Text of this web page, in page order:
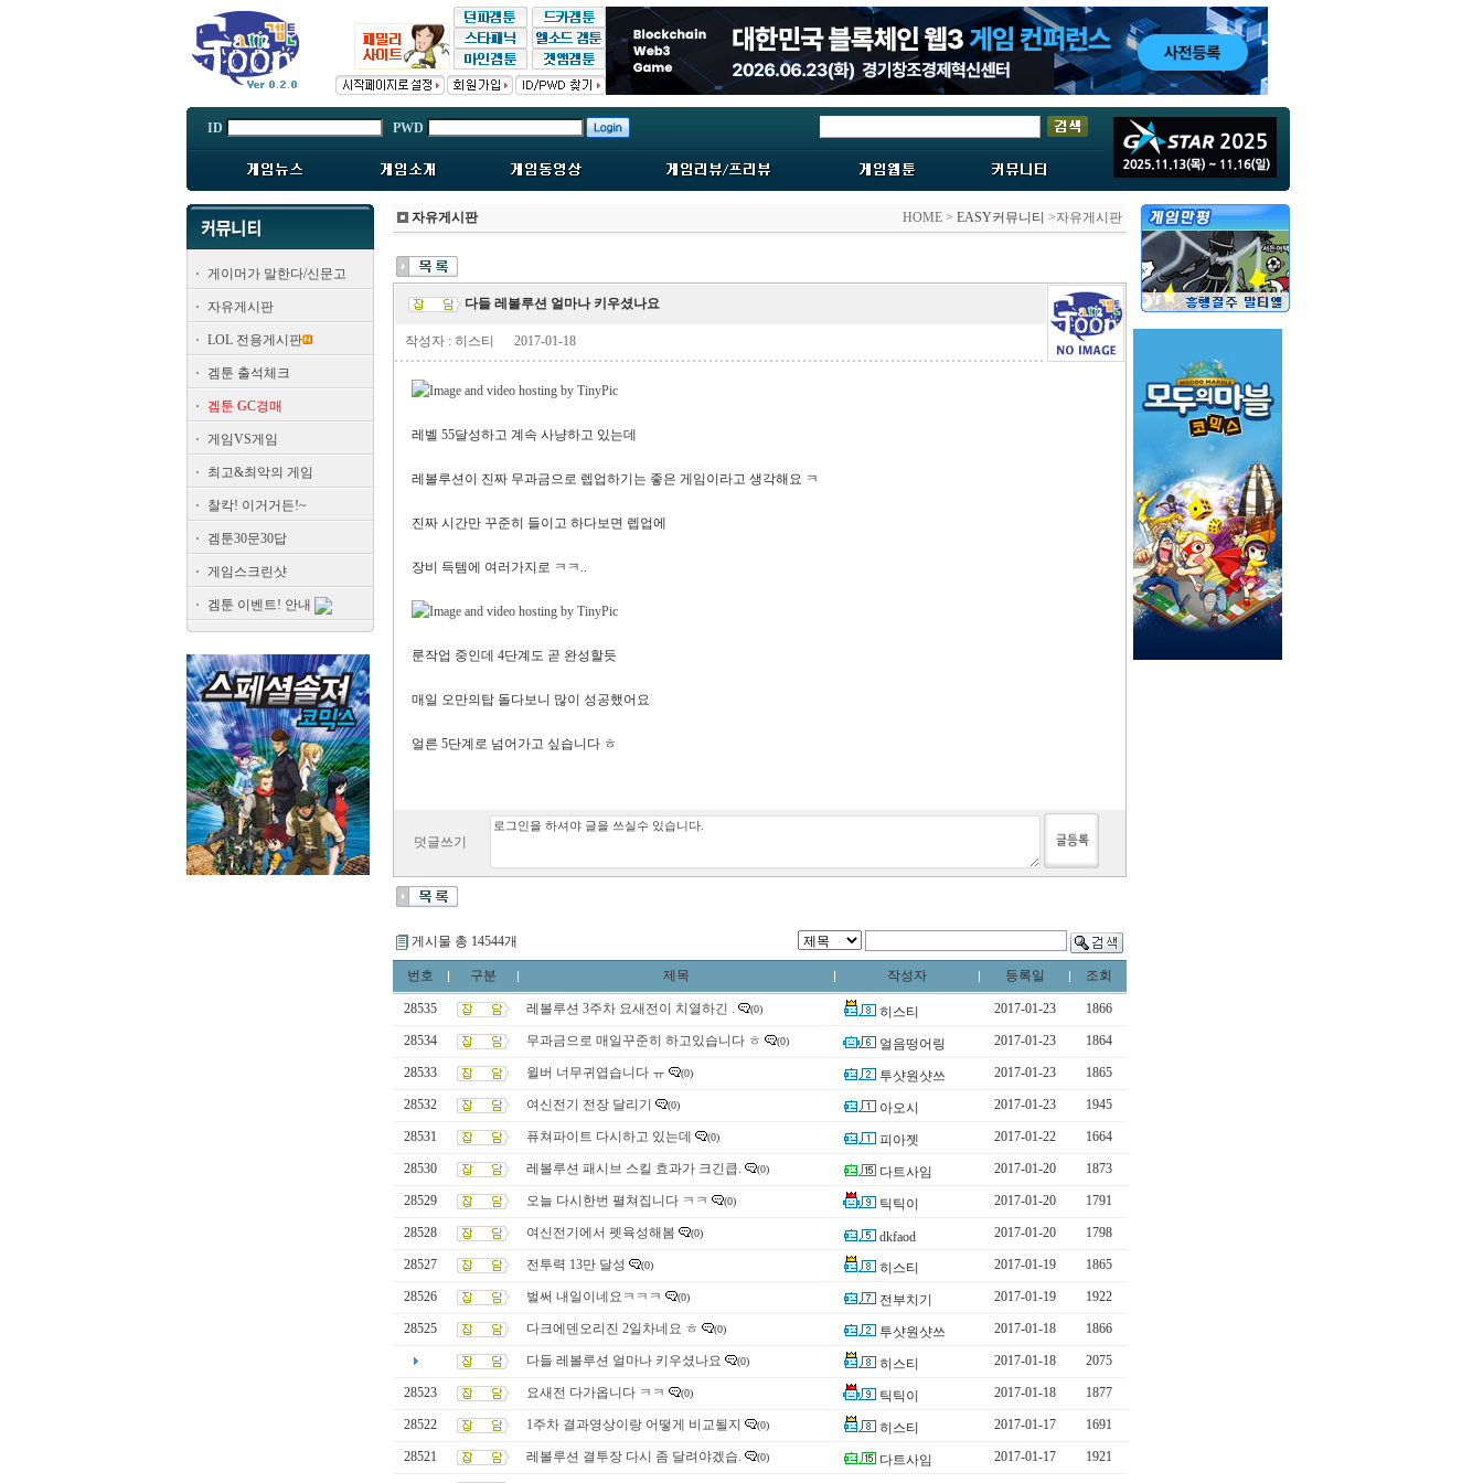
ID PWD
게이머가 말한다/신문고
자유게시판
LOL 전용게시판
겜툰 출석체크
겜툰 GC경매
게임VS게임
최고&최악의 게임
찰칵! 이거거든!~
겜툰30문30답
게임스크린샷
겜툰 이벤트! 안내
자유게시판 HOME > EASY커뮤니티 >자유게시판
다들 레볼루션 얼마나 키우셨나요
작성자 : 히스티 2017-01-18
레벨 55달성하고 계속 사냥하고 있는데
레볼루션이 진짜 무과금으로 렙업하기는 좋은 게임이라고 생각해요 ㅋ
진짜 시간만 꾸준히 들이고 하다보면 렙업에
장비 득템에 여러가지로 ㅋㅋ..
룬작업 중인데 4단계도 곧 완성할듯
매일 오만의탑 돌다보니 많이 성공했어요
얼른 5단계로 넘어가고 싶습니다 ㅎ
덧글쓰기
게시물 총 14544개
번호 구분 제목 작성자 등록일 조회
28535 레볼루션 3주차 요새전이 치열하긴 . (0) 히스티 2017-01-23 1866
28534 무과금으로 매일꾸준히 하고있습니다 ㅎ (0) 얼음떵어링 2017-01-23 1864
28533 윌버 너무귀엽습니다 ㅠ (0) 투샷원샷쓰 2017-01-23 1865
28532 여신전기 전장 달리기 (0) 아오시 2017-01-23 1945
28531 퓨쳐파이트 다시하고 있는데 (0) 피아젯 2017-01-22 1664
28530 레볼루션 패시브 스킬 효과가 크긴큽. (0) 다트사임 2017-01-20 1873
28529 오늘 다시한번 펼쳐집니다 ㅋㅋ (0) 틱틱이 2017-01-20 1791
28528 여신전기에서 펫육성해봄 (0) dkfaod 2017-01-20 1798
28527 전투력 13만 달성 (0) 히스티 2017-01-19 1865
28526 벌써 내일이네요ㅋㅋㅋ (0) 전부치기 2017-01-19 1922
28525 다크에덴오리진 2일차네요 ㅎ (0) 투샷원샷쓰 2017-01-18 1866
다들 레볼루션 얼마나 키우셨나요 (0) 히스티 2017-01-18 2075
28523 요새전 다가옵니다 ㅋㅋ (0) 틱틱이 2017-01-18 1877
28522 1주차 결과영상이랑 어떻게 비교될지 (0) 히스티 2017-01-17 1691
28521 레볼루션 결투장 다시 좀 달려야겠습. (0) 다트사임 2017-01-17 1921